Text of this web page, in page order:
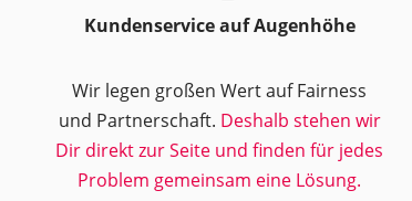
Kundenservice auf Augenhöhe
Wir legen großen Wert auf Fairness
und Partnerschaft. Deshalb stehen wir
Dir direkt zur Seite und finden für jedes
Problem gemeinsam eine Lösung.